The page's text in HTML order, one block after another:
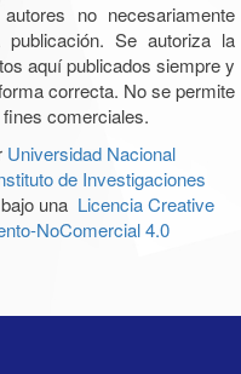
no necesariamente
Se autoriza la
aquí publicados siempre y
correcta. No se permite
comerciales.
Universidad Nacional
de Investigaciones
una Licencia Creative
NoComercial 4.0